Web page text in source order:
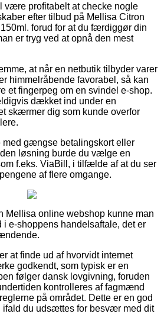
være profitabelt at checke nogle
efter tilbud på Mellisa Citron
forud for at du færdiggør din
er tryg ved at opnå den mest
at når en netbutik tilbyder varer
himmelråbende favorabel, så kan
et fingerpeg om en svindel e-shop.
dækket ind under en
skærmer dig som kunde overfor
med gængse betalingskort eller
løsning burde du vælge en
f.eks. ViaBill, i tilfælde af at du ser
af flere omgange.
Mellisa online webshop kunne man
e-shoppens handelsaftale, det er
at finde ud af hvorvidt internet
godkendt, som typisk er en
følger dansk lovgivning, foruden
kontrolleres af fagmænd
på området. Dette er en god
ifald du udsættes for besvær med dit